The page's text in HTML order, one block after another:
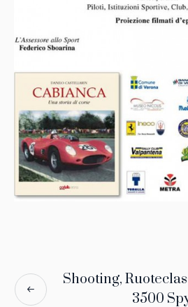
Shooting,
3500